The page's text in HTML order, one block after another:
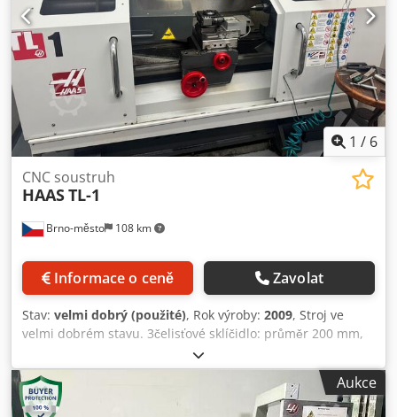
1 / 6
Brno-město 108 km
CNC soustruh
HAASTL-1
Informace o ceně Zavolat
Stav: velmi dobrý (použité), Rok výroby: 2009, Stroj ve
velmi dobrém stavu. 3čelisťové sklíčidlo: průměr 200 mm,
4polohová revolverová hlava, koník. Max. pracovní délka ...
762 mm Max. pracovní průměr ... 406 mm Max. točný
průměr nad ložem ... 406 mm Osy X/Z ... 203/762 mm
Otáčky vřetena ... 1800 ot/min Dodpfx Acozhvq Sezock
Aukce